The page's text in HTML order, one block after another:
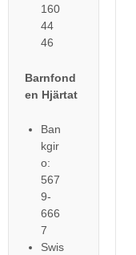
160
44
46
Barnfond
en Hjärtat
Ban
kgir
o:
567
9-
666
7
Swis